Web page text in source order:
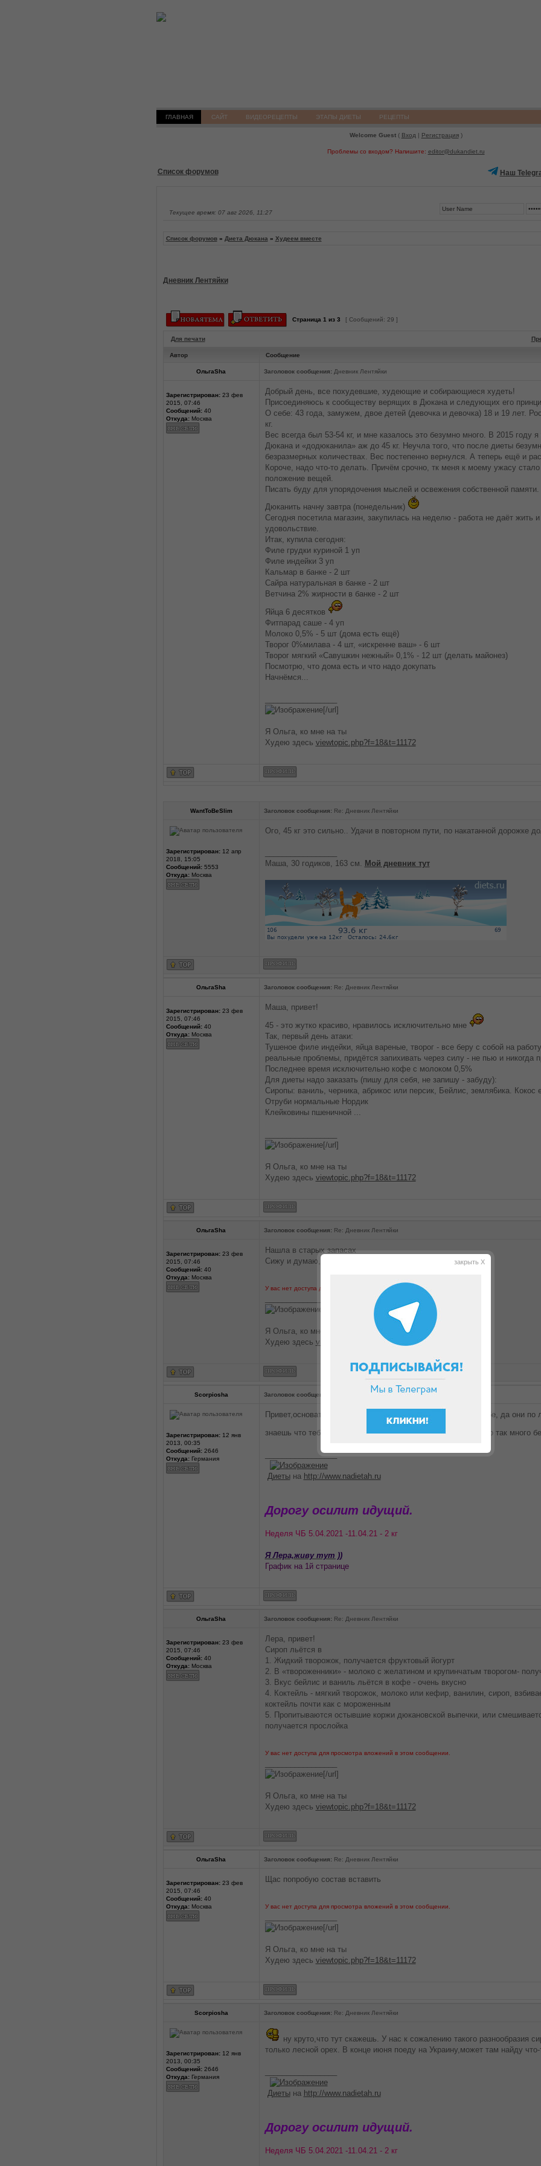
ГЛАВНАЯ САЙТ ВИДЕОРЕЦЕПТЫ ЭТАПЫ ДИЕТЫ РЕЦЕПТЫ
Welcome Guest( Вход | Регистрация)
Проблемы со входом? Напишите: editor@dukandiet.ru
Список форумов Наш
Текущее время: 07 авг 2026, 11:27
Список форумов» Диета Дюкана » Худеем вместе
Дневник Лентяйки
Страница 1 из 3 [ Сообщений: 29 ]
Для печати
Автор Сообщение
ОльгаSha Заголовок сообщения:Дневник Лентяйки
Зарегистрирован:23 фев
2015, 07:46
Сообщений:40
Откуда:Москва
Добрый день, все похудевшие, худеющие и собирающиеся худеть!
Присоединяюсь к сообществу верящих в Дюкана и следующих его
О себе: 43 года, замужем, двое детей (девочка и девочка) 18 и 19 лет.
кг.
Вес всегда был 53-54 кг, и мне казалось это безумно много. В 2015 году
Дюкана и «додюканила» аж до 45 кг. Неучла того, что после диеты
безразмерных количествах. Вес постепенно вернулся. А теперь ещё и
Короче, надо что-то делать. Причём срочно, тк меня к моему ужасу стало
положение вещей.
Писать буду для упорядочения мыслей и освежения собственной памяти.
Дюканить начну завтра (понедельник)
Сегодня посетила магазин, закупилась на неделю - работа не даёт жить
удовольствие.
Итак, купила сегодня:
Филе грудки куриной 1 уп
Филе индейки 3 уп
Кальмар в банке - 2 шт
Сайра натуральная в банке - 2 шт
Ветчина 2% жирности в банке - 2 шт
Яйца 6 десятков
Фитпарад саше - 4 уп
Молоко 0,5% - 5 шт (дома есть ещё)
Творог 0%милава - 4 шт, «искренне ваш» - 6 шт
Творог мягкий «Савушкин нежный» 0,1% - 12 шт (делать майонез)
Посмотрю, что дома есть и что надо докупать
Начнёмся...
[/url]
Я Ольга, ко мне на ты
Худею здесь viewtopic.php?f=18&t=11172
WantToBeSlim Заголовок сообщения: Re: Дневник Лентяйки
Зарегистрирован:12 апр
2018, 15:05
Сообщений:5553
Откуда:Москва
Ого, 45 кг это сильно.. Удачи в повторном пути, по накатанной дорожке
Маша, 30 годиков, 163 см. Мой дневник тут
ОльгаSha Заголовок сообщения:Re: Дневник Лентяйки
Зарегистрирован:23 фев
2015, 07:46
Сообщений:40
Откуда:Москва
Маша, привет!
45 - это жутко красиво, нравилось исключительно мне
Так, первый день атаки:
Тушеное филе индейки, яйца вареные, творог - все беру с собой на
реальные проблемы, придётся запихивать через силу - не пью и никогда
Последнее время исключительно кофе с молоком 0,5%
Для диеты надо заказать (пишу для себя, не запишу - забуду):
Сиропы: ваниль, черника, абрикос или персик, Бейлис, земля6ика. Кокос
Отруби нормальные Нордик
Клейковины пшеничной ...
[/url]
Я Ольга, ко мне на ты
Худею здесь viewtopic.php?f=18&t=11172
ОльгаSha Заголовок сообщения: Re: Дневник Лентяйки
Зарегистрирован:23 фев
2015, 07:46
Сообщений:40
Откуда:Москва
Нашла в старых запасах
Сижу и думаю, чтобы это могло быть....
У вас нет доступа для просмотра вложений в этом сообщении.
Я Ольга, ко мне на ты
Худею здесь viewtopic.php?f=18&t=11172
Scorpiosha Заголовок сообщения: Re: Дневник Лентяйки
Зарегистрирован:12 янв
2013, 00:35
Сообщений:2646
Откуда:Германия
Привет,основательно так подошла к дюканству)) Успехов тебе, да они по
знаешь что тебе нужно,и что это возможно. Сиропов для чего так много
_________________
Диетына http://www.nadietah.ru
Дорогу осилит идущий.
Неделя ЧБ 5.04.2021 -11.04.21 - 2 кг
Я Лера,живу тут ))
График на 1й странице
ОльгаSha Заголовок сообщения: Re: Дневник Лентяйки
Зарегистрирован:23 фев
2015, 07:46
Сообщений:40
Откуда:Москва
Лера, привет!
Сироп льётся в
1. Жидкий творожок, получается фруктовый йогурт
2. В «твороженники» - молоко с желатином и крупинчатым творогом-
3. Вкус бейлис и ваниль льётся в кофе - очень вкусно
4. Коктейль - мягкий творожок, молоко или кефир, ванилин, сироп,
коктейль почти как с мороженным
5. Пропитываются остывшие коржи дюкановской выпечки, или
получается прослойка
У вас нет доступа для просмотра вложений в этом сообщении.
[/url]
Я Ольга, ко мне на ты
Худею здесь viewtopic.php?f=18&t=11172
ОльгаSha Заголовок сообщения:Re: Дневник Лентяйки
Зарегистрирован:23 фев
2015, 07:46
Сообщений:40
Откуда:Москва
Щас попробую состав вставить
У вас нет доступа для просмотра вложений в этом сообщении.
[/url]
Я Ольга, ко мне на ты
Худею здесь viewtopic.php?f=18&t=11172
Scorpiosha Заголовок сообщения: Re: Дневник Лентяйки
Зарегистрирован:12 янв
2013, 00:35
Сообщений:2646
Откуда:Германия
ну круто,что тут скажешь. У нас к сожалению такого разнообразия
только лесной орех. В конце июня поеду на Украину,может там найду что-
Диетына http://www.nadietah.ru
Дорогу осилит идущий.
Неделя ЧБ 5.04.2021 -11.04.21 - 2 кг
закрыть X